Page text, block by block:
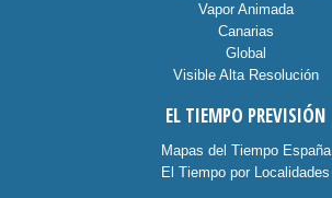
Vapor Animada
Canarias
Global
Visible Alta Resolución
EL TIEMPO PREVISIÓN
Mapas del Tiempo España
El Tiempo por Localidades